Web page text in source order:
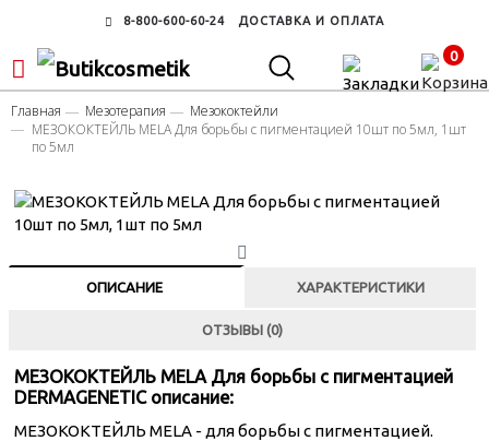
8-800-600-60-24 ДОСТАВКА И ОПЛАТА
0
Главная Мезотерапия
Мезококтейли
МЕЗОКОКТЕЙЛЬ MELA Для борьбы с пигментацией 10шт по 5мл, 1шт
по 5мл
ОПИСАНИЕ ХАРАКТЕРИСТИКИ
ОТЗЫВЫ (0)
МЕЗОКОКТЕЙЛЬ MELA Для борьбы с пигментацией
DERMAGENETIC описание:
МЕЗОКОКТЕЙЛЬ MELA - для борьбы с пигментацией.